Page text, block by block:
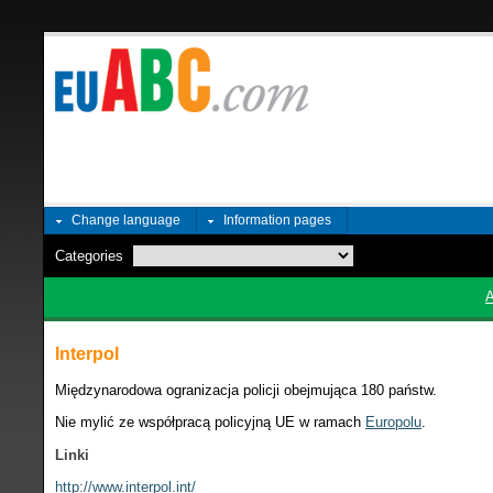
Change language Information pages
Categories
Interpol
Międzynarodowa ogranizacja policji obejmująca 180 państw.
Nie mylić ze współpracą policyjną UE w ramach Europolu.
Linki
http://www.interpol.int/